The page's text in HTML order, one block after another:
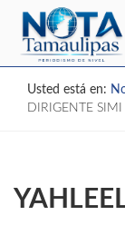
Usted está en:
DIRIGENTE SIMI